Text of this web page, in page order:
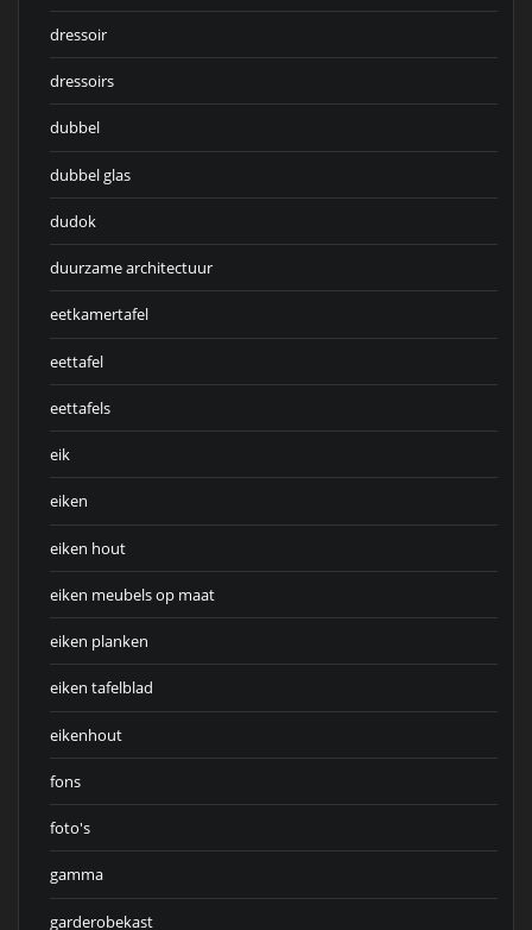
dressoir
dressoirs
dubbel
dubbel glas
dudok
duurzame architectuur
eetkamertafel
eettafel
eettafels
eik
eiken
eiken hout
eiken meubels op maat
eiken planken
eiken tafelblad
eikenhout
fons
foto's
gamma
garderobekast